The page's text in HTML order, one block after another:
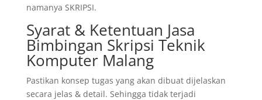
namanya SKRIPSI.
Syarat & Ketentuan Jasa
Bimbingan Skripsi Teknik
Komputer Malang
Pastikan konsep tugas yang akan dibuat dijelaskan
secara jelas & detail. Sehingga tidak terjadi